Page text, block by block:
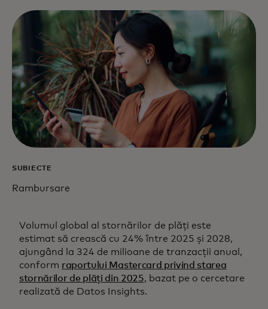
SUBIECTE
Rambursare
Volumul global al stornărilor de plăți este
estimat să crească cu 24% între 2025 și 2028,
ajungând la 324 de milioane de tranzacții anual,
conform raportului Mastercard privind starea
stornărilor de plăți din 2025, bazat pe o cercetare
realizată de Datos Insights.